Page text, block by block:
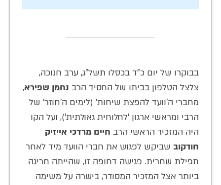
בבוקרו של יום כ"ד בכסלו תשל"ג, ערב חנוכה,
צלצל הטלפון בביתו של החסיד הרב נחמן שפירא,
מחברי ה'וועד להפצת שיחות' (לימים ה'חוזר' של
הרבי ומראשי ארגון 'לחלוחית גאולתית'), ועל הקו
היה המזכיר הראשי הרב חיים מרדכי אייזיק
חודקוב שביקש לפגוש את חברי הוועד מיד לאחר
תפילת שחרית. פגישה דחופה זו, שהייתה חריגה
ביותר אצל המזכיר המסודר, בישרה על משימה